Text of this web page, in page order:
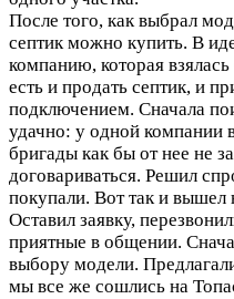
После того, как выбрал
септик можно купить. В
компанию, которая
есть и продать септик, и
подключением. Сначала
удачно: у одной компании
бригады как бы от нее не
договариваться. Решил
покупали. Вот так и
Оставил заявку,
приятные в общении.
выбору модели.
мы все же сошлись на